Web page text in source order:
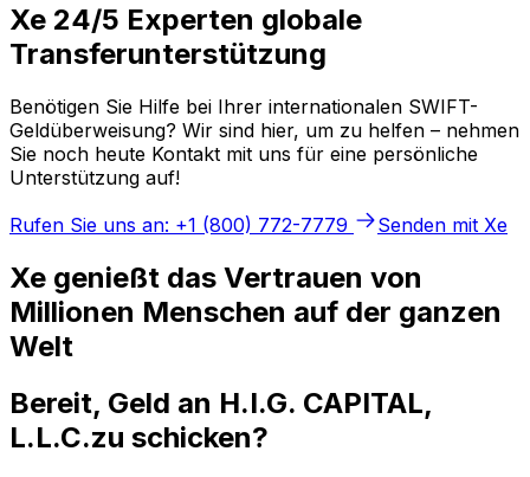
Xe 24/5 Experten globale
Transferunterstützung
Benötigen Sie Hilfe bei Ihrer internationalen SWIFT-
Geldüberweisung? Wir sind hier, um zu helfen – nehmen
Sie noch heute Kontakt mit uns für eine persönliche
Unterstützung auf!
Rufen Sie uns an: +1 (800) 772-7779
Senden mit Xe
Xe genießt das Vertrauen von
Millionen Menschen auf der ganzen
Welt
Bereit, Geld an H.I.G. CAPITAL,
L.L.C.zu schicken?